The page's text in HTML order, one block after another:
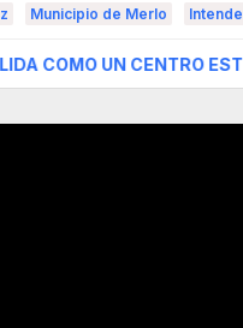
Municipio de Merlo
UN CENTRO